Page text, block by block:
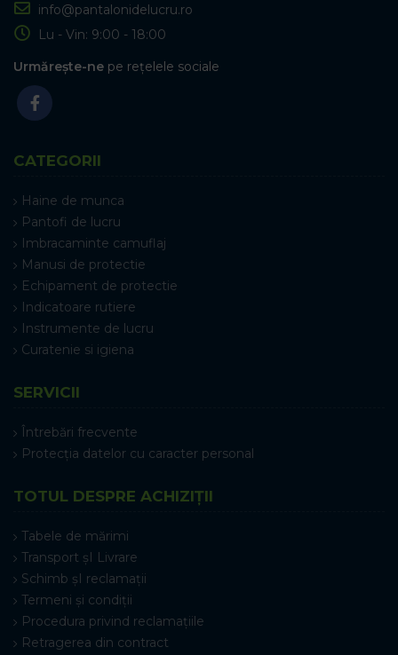
info@pantalonidelucru.ro
Lu - Vin: 9:00 - 18:00
Urmărește-ne pe rețelele sociale
CATEGORII
Haine de munca
Pantofi de lucru
Imbracaminte camuflaj
Manusi de protectie
Echipament de protectie
Indicatoare rutiere
Instrumente de lucru
Curatenie si igiena
SERVICII
Întrebări frecvente
Protecția datelor cu caracter personal
TOTUL DESPRE ACHIZIȚII
Tabele de mărimi
Transport șI Livrare
Schimb șI reclamații
Termeni și condiții
Procedura privind reclamațiile
Retragerea din contract